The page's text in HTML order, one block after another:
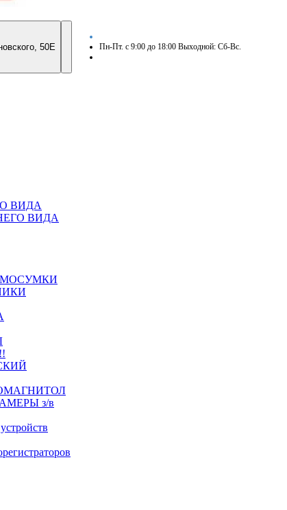
50Е Пн-Пт. с 9:00 до 18:00 Выходной: Сб-Вс.
ВИДА
ВИДА
з/в